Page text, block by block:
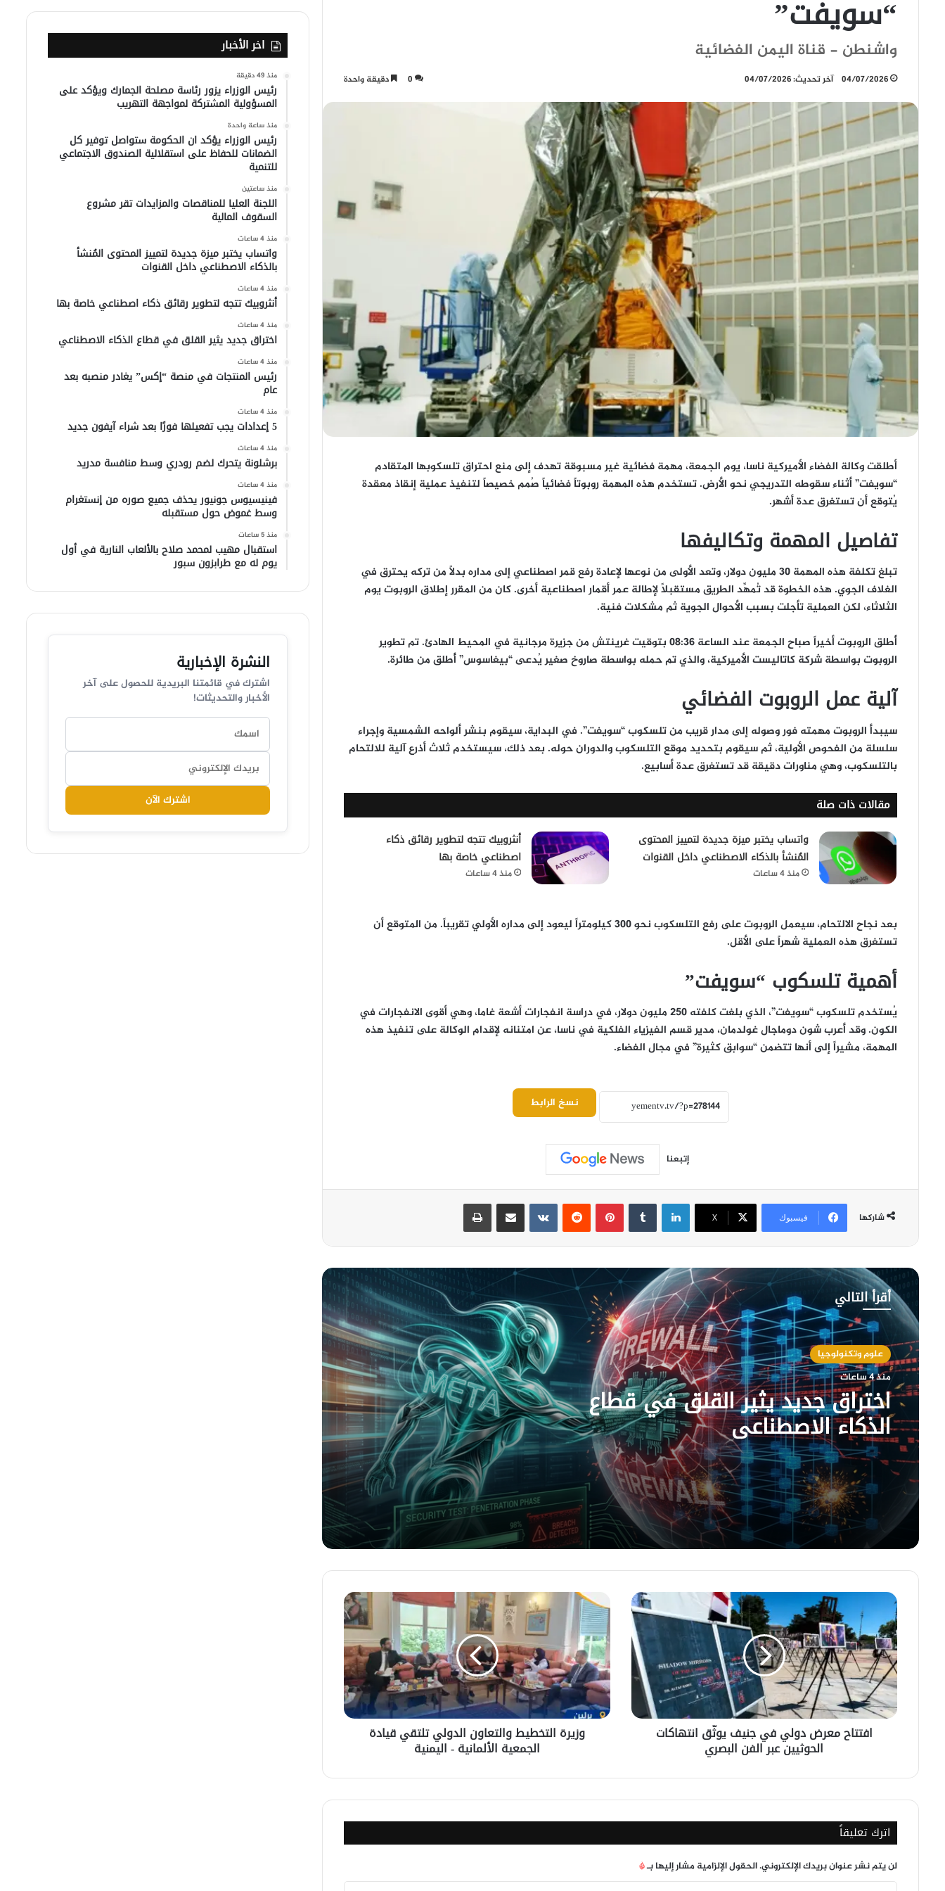
“سويفت”
واشنطن - قناة اليمن الفضائية
04/07/2026 آخر تحديث: 04/07/2026 0 دقيقة واحدة
أطلقت وكالة الفضاء الأميركية ناسا، يوم الجمعة، مهمة فضائية غير مسبوقة تهدف إلى منع احتراق تلسكوبها المتقادم
“سويفت” أثناء سقوطه التدريجي نحو الأرض. تستخدم هذه المهمة روبوتاً فضائياً صُمم خصيصاً لتنفيذ عملية إنقاذ معقدة
يُتوقع أن تستغرق عدة أشهر.
تفاصيل المهمة وتكاليفها
تبلغ تكلفة هذه المهمة 30 مليون دولار، وتعد الأولى من نوعها لإعادة رفع قمر اصطناعي إلى مداره بدلاً من تركه يحترق في
الغلاف الجوي. هذه الخطوة قد تُمهِّد الطريق مستقبلاً لإطالة عمر أقمار اصطناعية أخرى. كان من المقرر إطلاق الروبوت يوم
الثلاثاء، لكن العملية تأجلت بسبب الأحوال الجوية ثم مشكلات فنية.
أُطلق الروبوت أخيراً صباح الجمعة عند الساعة 08:36 بتوقيت غرينتش من جزيرة مرجانية في المحيط الهادئ. تم تطوير
الروبوت بواسطة شركة كاتاليست الأميركية، والذي تم حمله بواسطة صاروخ صغير يُدعى “بيغاسوس” أُطلق من طائرة.
آلية عمل الروبوت الفضائي
سيبدأ الروبوت مهمته فور وصوله إلى مدار قريب من تلسكوب “سويفت”. في البداية، سيقوم بنشر ألواحه الشمسية وإجراء
سلسلة من الفحوص الأولية، ثم سيقوم بتحديد موقع التلسكوب والدوران حوله. بعد ذلك، سيستخدم ثلاث أذرع آلية للالتحام
بالتلسكوب، وهي مناورات دقيقة قد تستغرق عدة أسابيع.
مقالات ذات صلة
واتساب يختبر ميزة جديدة لتمييز المحتوى
المُنشأ بالذكاء الاصطناعي داخل القنوات
منذ 4 ساعات
أنثروبيك تتجه لتطوير رقائق ذكاء
اصطناعي خاصة بها
منذ 4 ساعات
بعد نجاح الالتحام، سيعمل الروبوت على رفع التلسكوب نحو 300 كيلومتراً ليعود إلى مداره الأولي تقريباً. من المتوقع أن
تستغرق هذه العملية شهراً على الأقل.
أهمية تلسكوب “سويفت”
يُستخدم تلسكوب “سويفت”، الذي بلغت كلفته 250 مليون دولار، في دراسة انفجارات أشعة غاما، وهي أقوى الانفجارات في
الكون. وقد أعرب شون دوماجال غولدمان، مدير قسم الفيزياء الفلكية في ناسا، عن امتنانه لإقدام الوكالة على تنفيذ هذه
المهمة، مشيراً إلى أنها تتضمن “سوابق كثيرة” في مجال الفضاء.
نسخ الرابط
إتبعنا
شاركها فيسبوك ‫X
لينكدإن بينتيريست مشاركة عبر البريد طباعة
أقرأ التالي
علوم وتكنولوجيا
منذ 4 ساعات
اختراق جديد يثير القلق في قطاع
الذكاء الاصطناعي
الاصطناعي
رئيس المنتجات في منصة “إكس” يغادر منصبه
بعد عام
5 إعدادات يجب تفعيلها فورًا بعد شراء آيفون
جديد
تلسكوب أوروبي يرصد سحابة حطام بعد
ارتطام صاروخ فالكون 9 بسطح القمر
ثغرة خطيرة في محافظ Coldcard تؤدي لسرقة
أكثر من 130 مليون دولار من بيتكوين
تحذير جديد لمستخدمي أندرويد: تطبيقات قد
علمك
افتتاح
معرض
دولي
في
جنيف
يوثّق
انتهاكات
الحوثيين
عبر
افتتاح معرض دولي في جنيف يوثّق انتهاكات
الحوثيين عبر الفن البصري
وزيرة
التخطيط
والتعاون
الدولي
تلتقي
قيادة
الجمعية
الألمانية
-
اليمنيةوزيرة التخطيط والتعاون الدولي تلتقي قيادة
الجمعية الألمانية - اليمنية
اترك تعليقاً
لن يتم نشر عنوان بريدك الإلكتروني.الحقول الإلزامية مشار إليها بـ*
اخر الأخبار
منذ 49 دقيقة
رئيس الوزراء يزور رئاسة مصلحة الجمارك ويؤكد على
المسؤولية المشتركة لمواجهة التهريب
منذ ساعة واحدة
رئيس الوزراء يؤكد ان الحكومة ستواصل توفير كل
الضمانات للحفاظ على استقلالية الصندوق الاجتماعي
للتنمية
منذ ساعتين
اللجنة العليا للمناقصات والمزايدات تقر مشروع
السقوف المالية
منذ 4 ساعات
واتساب يختبر ميزة جديدة لتمييز المحتوى المُنشأ
بالذكاء الاصطناعي داخل القنوات
منذ 4 ساعات
أنثروبيك تتجه لتطوير رقائق ذكاء اصطناعي خاصة بها
منذ 4 ساعات
اختراق جديد يثير القلق في قطاع الذكاء الاصطناعي
منذ 4 ساعات
رئيس المنتجات في منصة “إكس” يغادر منصبه بعد
عام
منذ 4 ساعات
5 إعدادات يجب تفعيلها فورًا بعد شراء آيفون جديد
منذ 4 ساعات
برشلونة يتحرك لضم رودري وسط منافسة مدريد
منذ 4 ساعات
فينيسيوس جونيور يحذف جميع صوره من إنستغرام
وسط غموض حول مستقبله
منذ 5 ساعات
استقبال مهيب لمحمد صلاح بالألعاب النارية في أول
يوم له مع طرابزون سبور
النشرة الإخبارية
اشترك في قائمتنا البريدية للحصول على آخر
الأخبار والتحديثات!
اشترك الآن